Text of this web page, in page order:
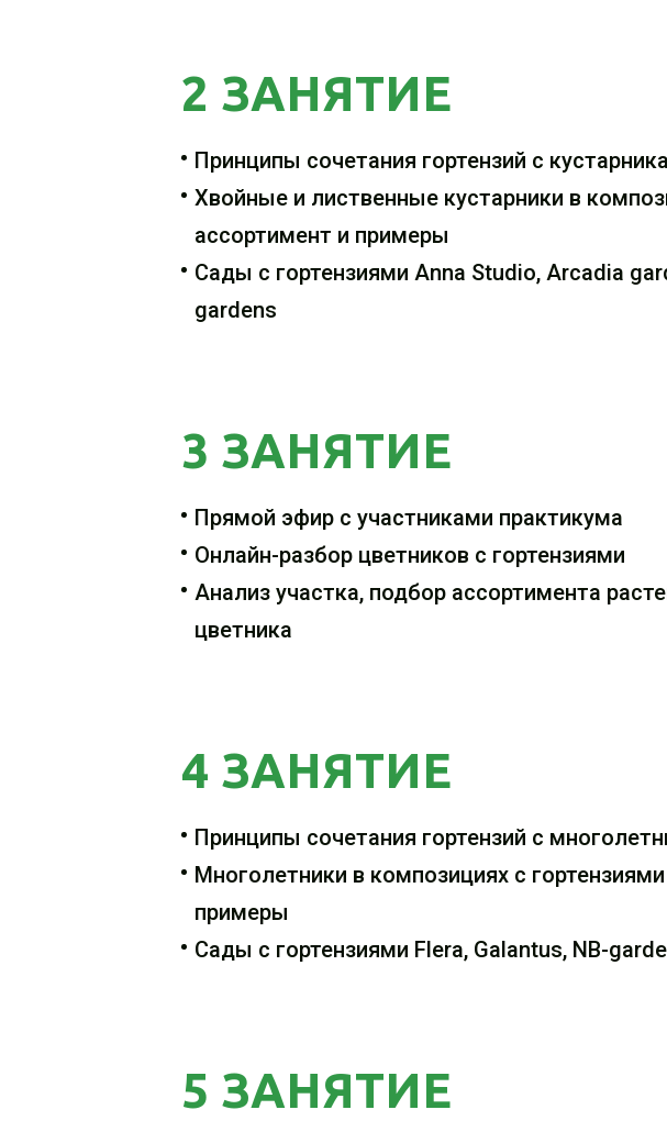
2 ЗАНЯТИЕ
Принципы сочетания гортензий с
Хвойные и лиственные кустарники в
ассортимент и примеры
Сады с гортензиями Anna Studio, Arcadia
gardens
3 ЗАНЯТИЕ
Прямой эфир с участниками практикума
Онлайн-разбор цветников с гортензиями
Анализ участка, подбор ассортимента
цветника
4 ЗАНЯТИЕ
Принципы сочетания гортензий с
Многолетники в композициях с
примеры
Сады с гортензиями Flera, Galantus, NB-
5 ЗАНЯТИЕ